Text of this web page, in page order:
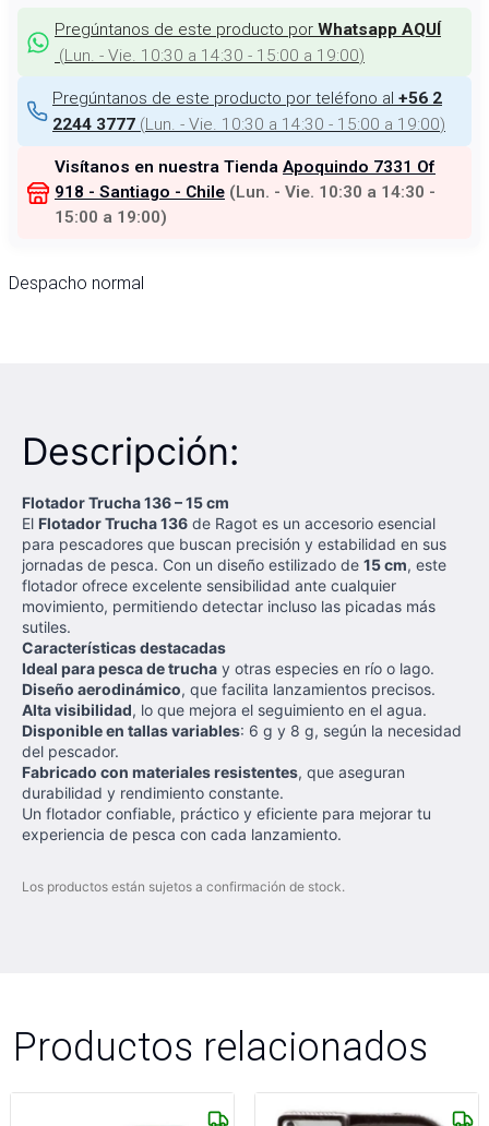
Pregúntanos de este producto por Whatsapp AQUÍ
(Lun. - Vie. 10:30 a 14:30 - 15:00 a 19:00)
Pregúntanos de este producto por teléfono al +56 2
2244 3777 (Lun. - Vie. 10:30 a 14:30 - 15:00 a 19:00)
Visítanos en nuestra Tienda Apoquindo 7331 Of
918 - Santiago - Chile (Lun. - Vie. 10:30 a 14:30 -
15:00 a 19:00)
Despacho normal
Descripción:
Flotador Trucha 136 – 15 cm
El Flotador Trucha 136 de Ragot es un accesorio esencial
para pescadores que buscan precisión y estabilidad en sus
jornadas de pesca. Con un diseño estilizado de 15 cm, este
flotador ofrece excelente sensibilidad ante cualquier
movimiento, permitiendo detectar incluso las picadas más
sutiles.
Características destacadas
Ideal para pesca de trucha y otras especies en río o lago.
Diseño aerodinámico, que facilita lanzamientos precisos.
Alta visibilidad, lo que mejora el seguimiento en el agua.
Disponible en tallas variables: 6 g y 8 g, según la necesidad
del pescador.
Fabricado con materiales resistentes, que aseguran
durabilidad y rendimiento constante.
Un flotador confiable, práctico y eficiente para mejorar tu
experiencia de pesca con cada lanzamiento.
Los productos están sujetos a confirmación de stock.
Productos relacionados